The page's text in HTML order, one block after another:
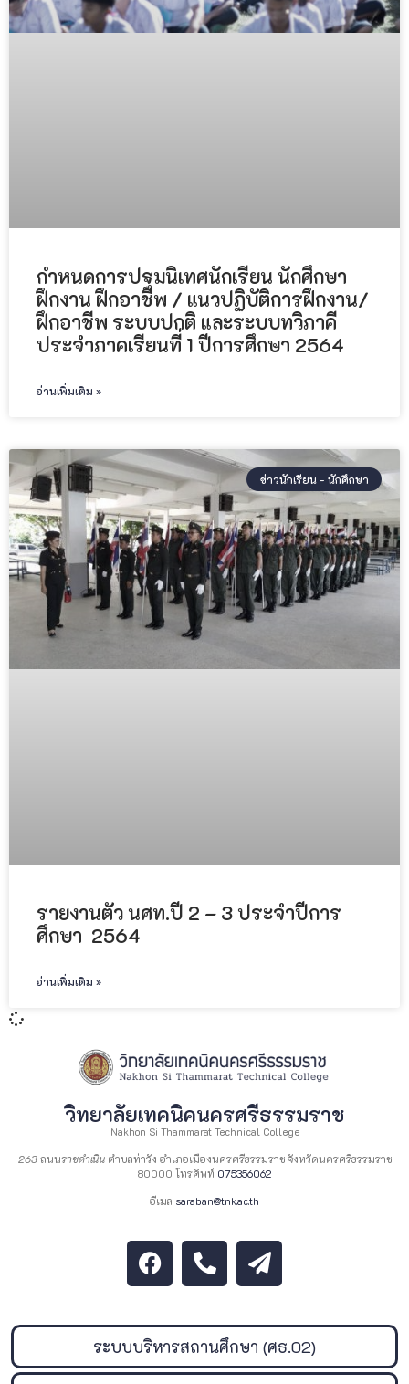
กำหนดการปฐมนิเทศนักเรียน นักศึกษา
ฝึกงาน ฝึกอาชีพ / แนวปฏิบัติการฝึกงาน/
ฝึกอาชีพ ระบบปกติ และระบบทวิภาคี
ประจำภาคเรียนที่ 1 ปีการศึกษา 2564
อ่านเพิ่มเติม »
ข่าวนักเรียน - นักศึกษา
รายงานตัว นศท.ปี 2 – 3 ประจำปีการ
ศึกษา 2564
อ่านเพิ่มเติม »
วิทยาลัยเทคนิคนครศรีธรรมราช
Nakhon Si Thammarat Technical College
263ถนนราชดำเนินตำบลท่าวัง อำเภอเมืองนครศรีธรรมราช จังหวัดนครศรีธรรมราช
80000 โทรศัพท์ 075356062
อีเมล saraban@tnk.ac.th
ระบบบริหารสถานศึกษา (ศธ.02)